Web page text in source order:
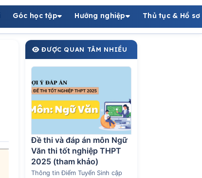
Góc học tập Hướng nghiệp Thủ tục & Hồ
ĐƯỢC QUAN TÂM NHIỀU
Đề thi và đáp án môn Ngữ
Văn thi tốt nghiệp THPT
2025 (tham khảo)
Thông tin Điểm Tuyển Sinh cập